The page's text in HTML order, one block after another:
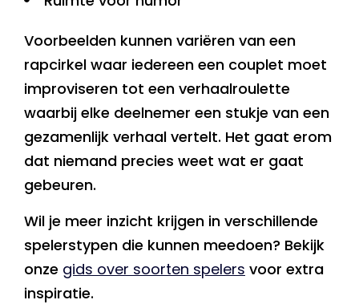
Voorbeelden kunnen variëren van een
rapcirkel waar iedereen een couplet moet
improviseren tot een verhaalroulette
waarbij elke deelnemer een stukje van een
gezamenlijk verhaal vertelt. Het gaat erom
dat niemand precies weet wat er gaat
gebeuren.
Wil je meer inzicht krijgen in verschillende
spelerstypen die kunnen meedoen? Bekijk
onze gids over soorten spelers voor extra
inspiratie.